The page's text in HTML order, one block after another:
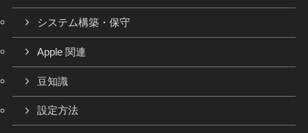
システム構築・保守
Apple 関連
豆知識
設定方法